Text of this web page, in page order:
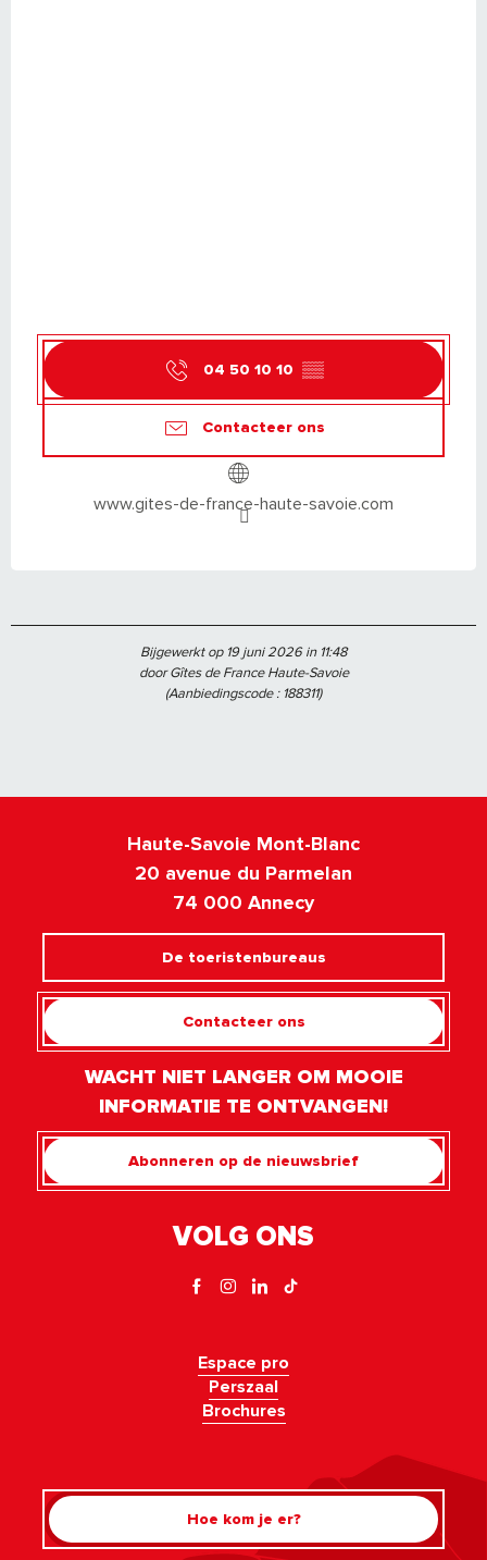
04 50 10 10 ▒▒
Contacteer ons
www.gites-de-france-haute-savoie.com
Bijgewerkt op 19 juni 2026 in 11:48
door Gîtes de France Haute-Savoie
(Aanbiedingscode : 188311)
Haute-Savoie Mont-Blanc
20 avenue du Parmelan
74 000 Annecy
De toeristenbureaus
Contacteer ons
WACHT NIET LANGER OM MOOIE
INFORMATIE TE ONTVANGEN!
Abonneren op de nieuwsbrief
VOLG ONS
Espace pro
Perszaal
Brochures
Hoe kom je er?